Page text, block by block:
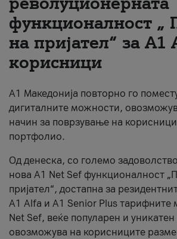
За нас
#ПодобарОнлајн
функционалност „
на пријател“ за А1
корисници
А1 Македонија повторно го
дигиталните можности,
начин за поврзување на
портфолио.
Од денеска, со големо
нова A1 Net Sef функционалност
пријател“, достапна за
А1 Alfa и A1 Senior Plus тарифните
Net Sef, веќе популарен и
овозможува на корисниците